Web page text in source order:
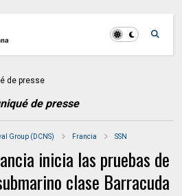
de presse
Group (DCNS) Francia SSN
inicia las pruebas de
clase Barracuda